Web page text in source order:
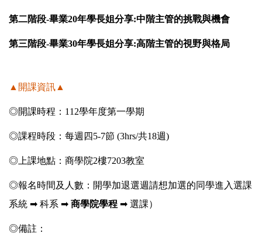
第二階段-畢業20年學長姐分享:中階主管的挑戰與機會
第三階段-畢業30年學長姐分享:高階主管的視野與格局
▲開課資訊▲
◎開課時程：112學年度第一學期
◎課程時段：每週四5-7節 (3hrs/共18週)
◎上課地點：商學院2樓7203教室
◎報名時間及人數：開學加退選週請想加選的同學進入選課
系統 ➡ 科系 ➡ 商學院學程 ➡ 選課）
◎備註：